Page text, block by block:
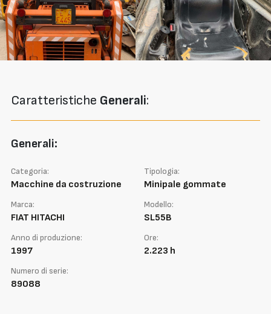
Caratteristiche Generali:
Generali:
Categoria:
Macchine da costruzione
Tipologia:
Minipale gommate
Marca:
FIAT HITACHI
Modello:
SL55B
Anno di produzione:
1997
Ore:
2.223 h
Numero di serie:
89088